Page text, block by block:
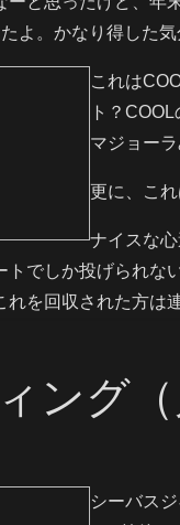
よ。かなり得した気
これは
ト？
マジョー
更に、こ
ナイスな
でしか投げられない
を回収された方は
ング（
シーバス